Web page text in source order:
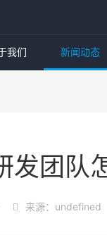
我们 新闻动态
团队
来源：undefined